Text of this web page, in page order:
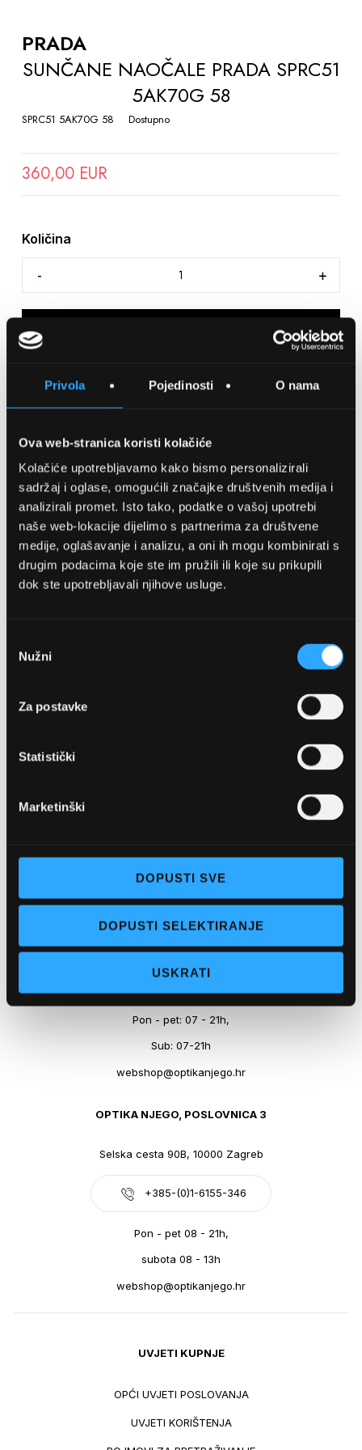
Privola Pojedinosti O nama
Ova web-stranica koristi kolačiće
Kolačiće upotrebljavamo kako bismo personalizirali
sadržaj i oglase, omogućili značajke društvenih medija i
analizirali promet. Isto tako, podatke o vašoj upotrebi
naše web-lokacije dijelimo s partnerima za društvene
medije, oglašavanje i analizu, a oni ih mogu kombinirati s
drugim podacima koje ste im pružili ili koje su prikupili
dok ste upotrebljavali njihove usluge.
pristanka
Nužni
Za postavke
Statistički
Marketinški
DOPUSTI SVE
DOPUSTI SELEKTIRANJE
USKRATI
THE
BEGINNING
OF
GALLERY
PRADA
SUNČANE NAOČALE PRADA SPRC51
5AK70G 58
SPRC51 5AK70G 58 Dostupno
360,00 EUR
Količina
SPREMITE NA LISTU ŽELJA
Detalji
Podijeli s prijateljima
webshop@optikanjego.hr
OPTIKA NJEGO, POSLOVNICA 2
+385-(0)21-612-709
Pon - pet: 07 - 21h,
Sub: 07-21h
webshop@optikanjego.hr
OPTIKA NJEGO, POSLOVNICA 3
Selska cesta 90B, 10000 Zagreb
+385-(0)1-6155-346
Pon - pet 08 - 21h,
subota 08 - 13h
webshop@optikanjego.hr
UVJETI KUPNJE
OPĆI UVJETI POSLOVANJA
UVJETI KORIŠTENJA